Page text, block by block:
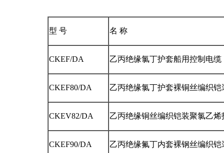
型 号 名 称
CKEF/DA 乙丙绝缘氯丁护套船用控制电缆
CKEF80/DA 乙丙绝缘氯丁护套裸铜丝编织铠装
CKEV82/DA 乙丙绝缘铜丝编织铠装聚氯乙烯护
CKEF90/DA 乙丙绝缘氟丁内套裸钢丝编织铠装